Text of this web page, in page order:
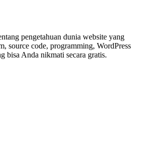
pengetahuan dunia website yang
source code, programming, WordPress
bisa Anda nikmati secara gratis.